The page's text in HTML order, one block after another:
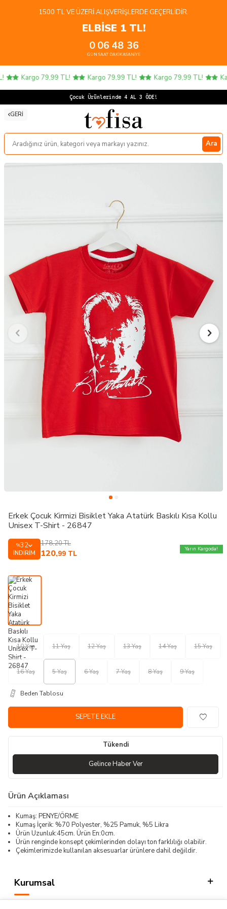
1500 TL VE ÜZERI ALIŞVERIŞLERDE GEÇERLIDIR.
ELBİSE 1 TL!
0
GÜN
06
SAAT
48
DAKIKA
36
SANIYE
Kargo 79,99 TL! Kargo 79,99 TL! Kargo 79,99 TL!
Çocuk Ürünlerinde 4 AL 3 ÖDE!
GERI
Ara
Erkek Çocuk Kirmizi Bisiklet Yaka Atatürk Baskılı Kısa Kollu
Unisex T-Shirt - 26847
%32
İNDIRIM
178,20TL
120,99 TL
Yarın Kargoda!
10 Yaş 11 Yaş 12 Yaş 13 Yaş 14 Yaş 15 Yaş
16 Yaş 5 Yaş 6 Yaş 7 Yaş 8 Yaş 9 Yaş
Beden Tablosu
SEPETE EKLE
Tükendi
Gelince Haber Ver
Ürün Açıklaması
Kumaş: PENYE/ÖRME
Kumaş İçerik: %70 Polyester, %25 Pamuk, %5 Likra
Ürün Uzunluk:45cm. Ürün En:0cm.
Ürün renginde konsept çekimlerinden dolayı ton farklılığı olabilir.
Çekimlerimizde kullanılan aksesuarlar ürünlere dahil değildir.
Kurumsal